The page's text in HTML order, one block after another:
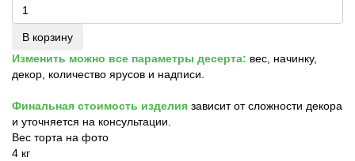
В корзину
Изменить можно все параметры десерта: вес, начинку,
декор, количество ярусов и надписи.
Финальная стоимость изделия зависит от сложности декора
и уточняется на консультации.
Вес торта на фото
4 кг